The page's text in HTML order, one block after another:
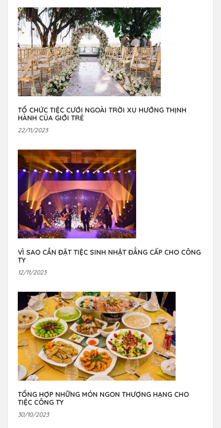
TỔ CHỨC TIỆC CƯỚI NGOÀI TRỜI XU HƯỚNG THỊNH
HÀNH CỦA GIỚI TRẺ
22/11/2023
VÌ SAO CẦN ĐẶT TIỆC SINH NHẬT ĐẲNG CẤP CHO CÔNG
TY
12/11/2023
TỔNG HỢP NHỮNG MÓN NGON THƯỢNG HẠNG CHO
TIỆC CÔNG TY
30/10/2023